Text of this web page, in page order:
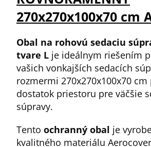
270x270x100x70 cm
Obal na rohovú sedaciu
tvare L je ideálnym riešením
vašich vonkajších sedacích
rozmermi 270x270x100x70
dostatok priestoru pre väčšie
súpravy.
Tento ochranný obal je
kvalitného materiálu